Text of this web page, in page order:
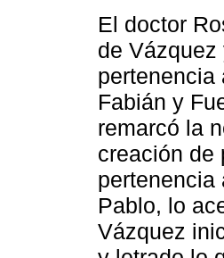
El doctor
de
pertenencia
Fabián y
remarcó la
creación de
pertenencia
Pablo, lo
Vázquez